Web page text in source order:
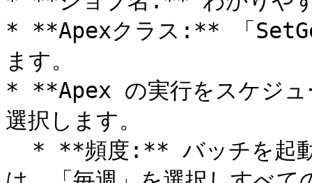
* **Apexクラス:** 「
ます。
* **Apex の実行をスケジ
選択します。